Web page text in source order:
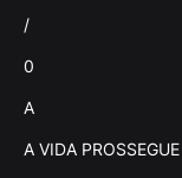
/
0
A
A VIDA PROSSEGUE